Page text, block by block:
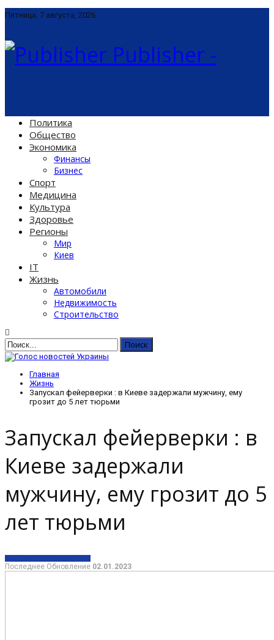
Пятница, 7 августа, 2026
Publisher -
Политика
Общество
Экономика
Финансы
Бизнес
Спорт
Медицина
Культура
Здоровье
Регионы
Мир
Киев
IT
Жизнь
Автомобили
Недвижимость
Строительство
Главная
Жизнь
Запускал фейерверки : в Киеве задержали мужчину, ему
грозит до 5 лет тюрьми
Запускал фейерверки : в
Киеве задержали
мужчину, ему грозит до 5
лет тюрьми
Последнее Обновление 02.01.2023